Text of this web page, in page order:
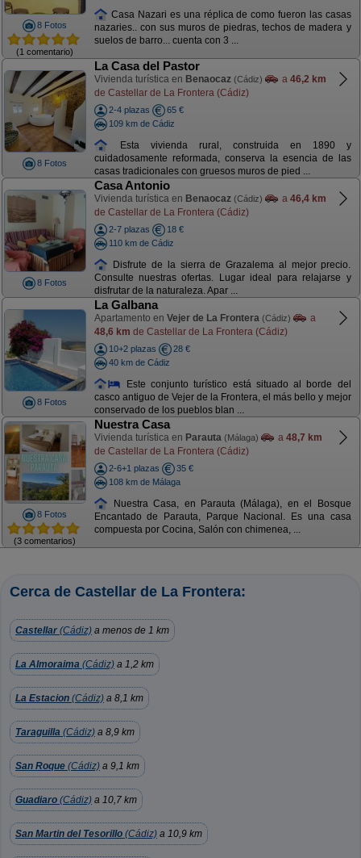
8 Fotos
(1 comentario)
Casa Nazari es una réplica de como fueron las casas
nazaries.. con sus muros de piedras, techos de madera y
suelos de barro... cuenta con 3 ...
8 Fotos
La Casa del Pastor
Vivienda turística en Benaocaz (Cádiz) a 46,2 km
de Castellar de La Frontera (Cádiz)
2-4 plazas
65 €
109 km de Cádiz
Esta vivienda rural, construida en 1890 y
cuidadosamente reformada, conserva la esencia de las
casas tradicionales con gruesos muros de pied ...
8 Fotos
Casa Antonio
Vivienda turística en Benaocaz (Cádiz) a 46,4 km
de Castellar de La Frontera (Cádiz)
2-7 plazas
18 €
110 km de Cádiz
Disfrute de la sierra de Grazalema al mejor precio.
Consulte nuestras ofertas. Lugar ideal para relajarse y
disfrutar de la naturaleza. Apar ...
8 Fotos
La Galbana
Apartamento en Vejer de La Frontera (Cádiz)
a
48,6 km de Castellar de La Frontera (Cádiz)
10+2 plazas
28 €
40 km de Cádiz
Este conjunto turístico está situado al borde del
casco antiguo de Vejer de la Frontera, el más bello y mejor
conservado de los pueblos blan ...
8 Fotos
(3 comentarios)
Nuestra Casa
Vivienda turística en Parauta (Málaga) a 48,7 km
de Castellar de La Frontera (Cádiz)
2-6+1 plazas
35 €
108 km de Málaga
Nuestra Casa, en Parauta (Málaga), en el Bosque
Encantado de Parauta, Parque Nacional. Es una casa
compuesta por Cocina, Salón con chimenea, ...
Cerca de Castellar de La Frontera:
Castellar (Cádiz) a menos de 1 km
La Almoraima (Cádiz) a 1,2 km
La Estacion (Cádiz) a 8,1 km
Taraguilla (Cádiz) a 8,9 km
San Roque (Cádiz) a 9,1 km
Guadiaro (Cádiz) a 10,7 km
San Martin del Tesorillo (Cádiz) a 10,9 km